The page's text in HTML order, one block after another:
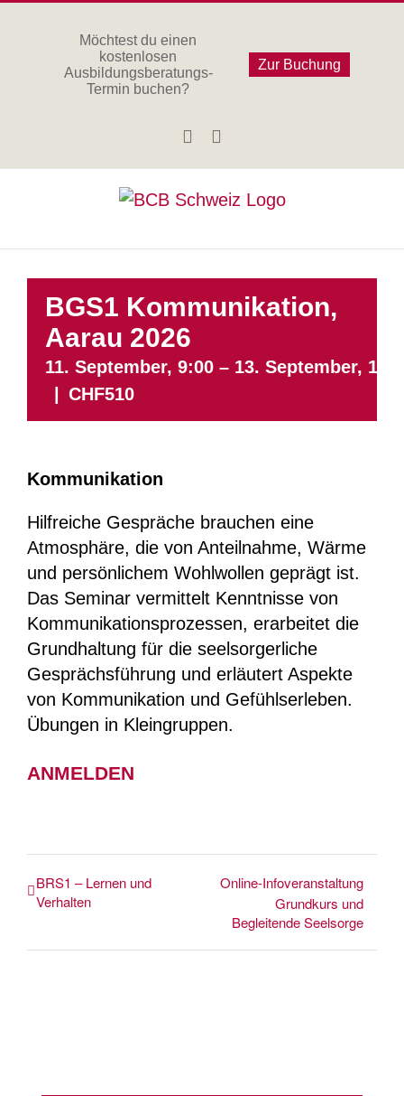
Möchtest du einen
kostenlosen
Ausbildungsberatungs-
Termin buchen?
Zur Buchung
Facebook
BGS1 Kommunikation,
Aarau 2026
11. September, 9:00 – 13. September,
CHF510
Kommunikation
Hilfreiche Gespräche brauchen eine
Atmosphäre, die von Anteilnahme, Wärme
und persönlichem Wohlwollen geprägt ist.
Das Seminar vermittelt Kenntnisse von
Kommunikationsprozessen, erarbeitet die
Grundhaltung für die seelsorgerliche
Gesprächsführung und erläutert Aspekte
von Kommunikation und Gefühlserleben.
Übungen in Kleingruppen.
ANMELDEN
BRS1 – Lernen und
Verhalten
Online-Infoveranstaltung
Grundkurs und
Begleitende Seelsorge